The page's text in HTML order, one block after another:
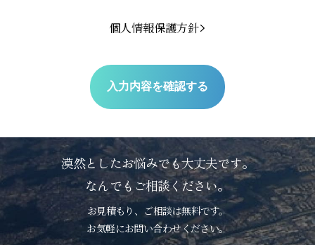
個人情報保護方針
漠然としたお悩みでも大丈夫です。
なんでもご相談ください。
お見積もり、ご相談は無料です。
お気軽にお問い合わせください。